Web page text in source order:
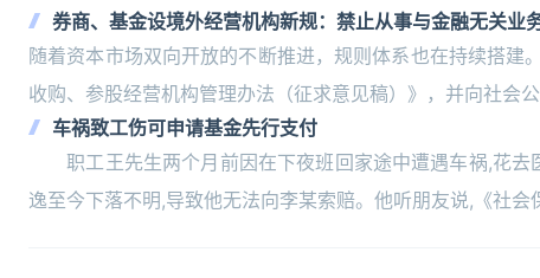
券商、基金设境外经营机构新规：禁止从事与金融无关业
随着资本市场双向开放的不断推进，规则体系也在持续搭建
收购、参股经营机构管理办法（征求意见稿）》，并向社会
车祸致工伤可申请基金先行支付
职工王先生两个月前因在下夜班回家途中遭遇车祸,花去
逸至今下落不明,导致他无法向李某索赔。他听朋友说,《社会